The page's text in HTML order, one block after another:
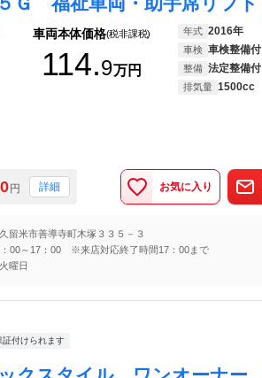
車両本体価格(税非課税)
114.9万円
年式 2016年
車検 車検整備付
整備 法定整備付
排気量 1500cc
円 詳細 お気に入り
留米市善導寺町木塚３３５－３
00～17：00 ※来店対応終了時間17：00まで
曜日
証付けられます